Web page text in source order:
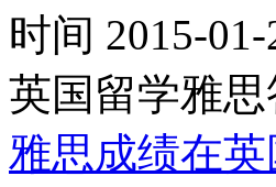
时间 2015-01-
英国留学雅思
雅思成绩在